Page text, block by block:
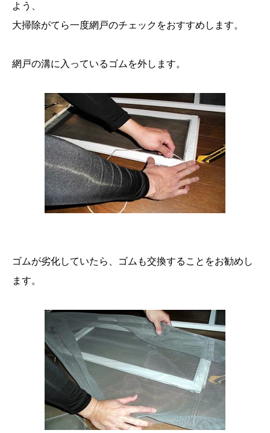
よう、
大掃除がてら一度網戸のチェックをおすすめします。
網戸の溝に入っているゴムを外します。
ゴムが劣化していたら、ゴムも交換することをお勧めし
ます。